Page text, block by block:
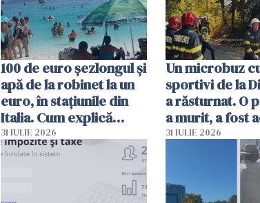
100 de euro șezlongul și
apă de la robinet la un
euro, în stațiunile din
Italia. Cum explică
autoritățile
31 IULIE 2026
Un microbuz
sportivi de la
a răsturnat. O
a murit, a fost
planul roșu de
31 IULIE 2026